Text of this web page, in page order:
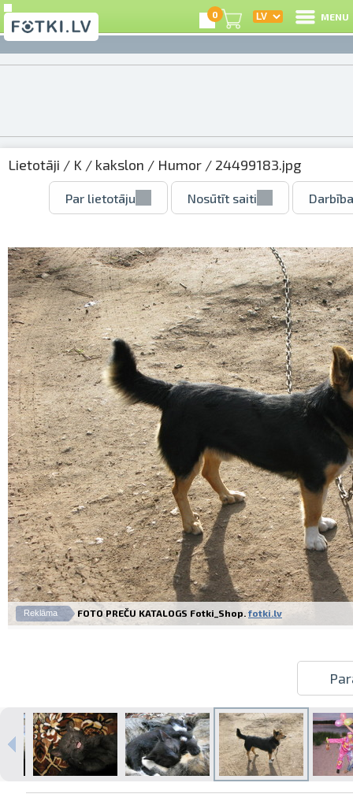
Izdrukas 1h laikā Rīgā – pasūtiet
tiešsaistē
Dažādi formāti un papīra veidi
0 MENU
Lietotāji / K / kakslon / Humor / 24499183.jpg
Par lietotāju Nosūtīt saiti
Reklāma FOTO PREČU KATALOGS Fotki_Shop. fotki.lv